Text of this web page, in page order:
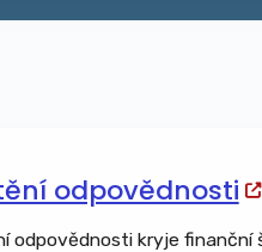
odpovědnosti
odpovědnosti kryje finanční